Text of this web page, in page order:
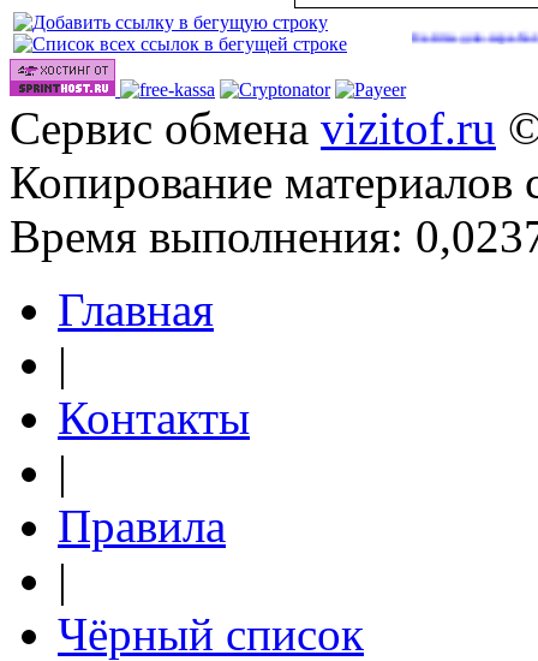
Сайты для заработка в
Сервис обмена vizitof.ru
Копирование материалов
Время выполнения:
Главная
|
Контакты
|
Правила
|
Чёрный список